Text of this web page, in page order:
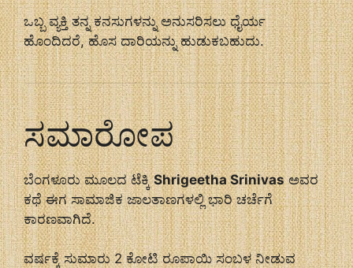
ಒಬ್ಬ ವ್ಯಕ್ತಿ ತನ್ನ ಕನಸುಗಳನ್ನು ಅನುಸರಿಸಲು ಧೈರ್ಯ
ಹೊಂದಿದರೆ, ಹೊಸ ದಾರಿಯನ್ನು ಹುಡುಕಬಹುದು.
ಸಮಾರೋಪ
ಬೆಂಗಳೂರು ಮೂಲದ ಟೆಕ್ಕಿShrigeetha Srinivasಅವರ
ಕಥೆ ಈಗ ಸಾಮಾಜಿಕ ಜಾಲತಾಣಗಳಲ್ಲಿ ಭಾರಿ ಚರ್ಚೆಗೆ
ಕಾರಣವಾಗಿದೆ.
ವರ್ಷಕ್ಕೆ ಸುಮಾರು 2 ಕೋಟಿ ರೂಪಾಯಿ ಸಂಬಳ ನೀಡುವ